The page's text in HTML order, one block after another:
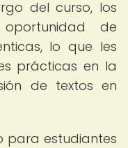
del curso, los
de
lo que les
prácticas en la
de textos en
para estudiantes